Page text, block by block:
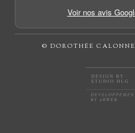
Voir nos avis
© DOROTHÉE